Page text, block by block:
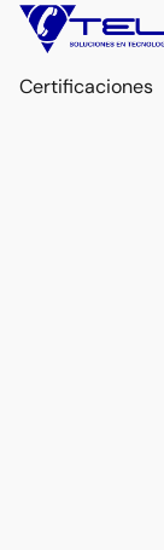
Certificaciones